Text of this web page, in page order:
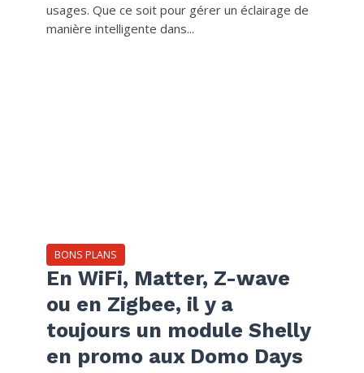
usages. Que ce soit pour gérer un éclairage de
manière intelligente dans...
BONS PLANS
En WiFi, Matter, Z-wave
ou en Zigbee, il y a
toujours un module Shelly
en promo aux Domo Days